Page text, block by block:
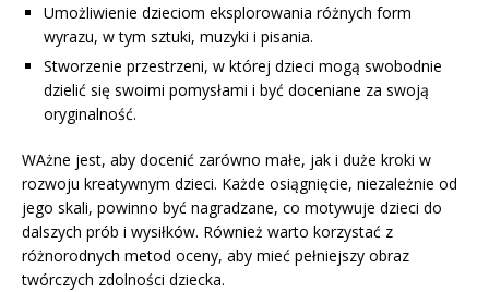
Umożliwienie dzieciom eksplorowania różnych form
wyrazu, w tym sztuki, muzyki i pisania.
Stworzenie przestrzeni, w której dzieci mogą swobodnie
dzielić się swoimi pomysłami i być doceniane za swoją
oryginalność.
WAżne jest, aby docenić zarówno małe, jak i duże kroki w
rozwoju kreatywnym dzieci. Każde osiągnięcie, niezależnie od
jego skali, powinno być nagradzane, co motywuje dzieci do
dalszych prób i wysiłków. Również warto korzystać z
różnorodnych metod oceny, aby mieć pełniejszy obraz
twórczych zdolności dziecka.